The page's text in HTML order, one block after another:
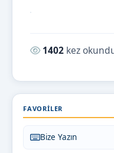
Okunma sayısı:
1402 kez
FAVORILER
Bize Yazın